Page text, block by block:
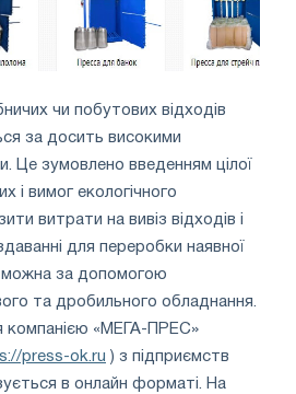
чи побутових відходів
за досить високими
Це зумовлено введенням цілої
і вимог екологічного
витрати на вивіз відходів і
для переробки наявної
можна за допомогою
та дробильного обладнання.
компанією «МЕГА-ПРЕС»
press-ok.ru ) з підприємств
в онлайн форматі. На